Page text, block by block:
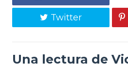
Twitter
Una lectura de